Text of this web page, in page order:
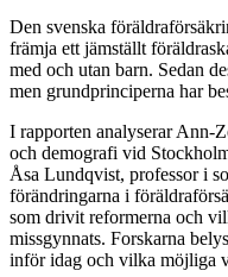
Den svenska
främja ett jämställt
med och utan barn. Sedan
men grundprinciperna har
I rapporten analyserar Ann-
och demografi vid
Åsa Lundqvist, professor i
förändringarna i
som drivit reformerna och
missgynnats. Forskarna
inför idag och vilka möjliga